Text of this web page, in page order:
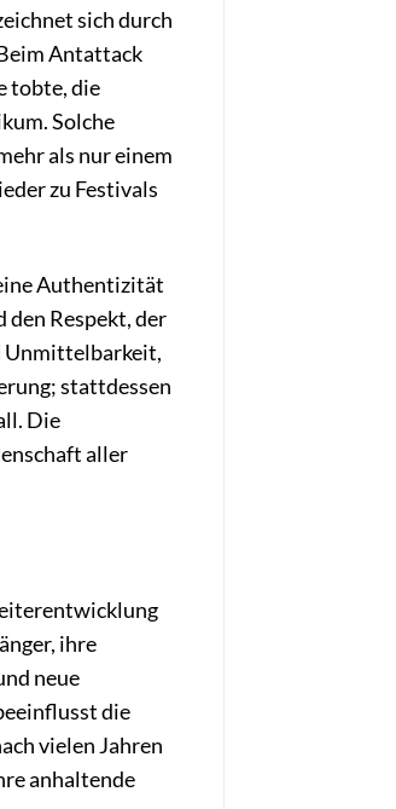
sich durch
Antattack
tobte, die
Solche
als nur einem
zu Festivals
Authentizität
Respekt, der
Unmittelbarkeit,
stattdessen
Die
aller
ihre
neue
die
vielen Jahren
anhaltende